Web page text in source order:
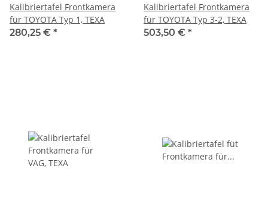
Kalibriertafel Frontkamera
für TOYOTA Typ 1, TEXA
280,25 € *
Kalibriertafel Frontkamera
für TOYOTA Typ 3-2, TEXA
503,50 € *